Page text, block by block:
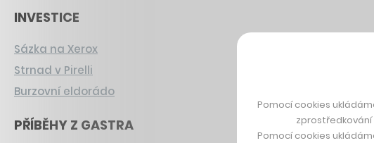
INVESTICE
Sázka na Xerox
Strnad v Pirelli
Burzovní eldorádo
PŘÍBĚHY Z GASTRA
Pomocí cookies
zprostředkování
Pomocí cookies